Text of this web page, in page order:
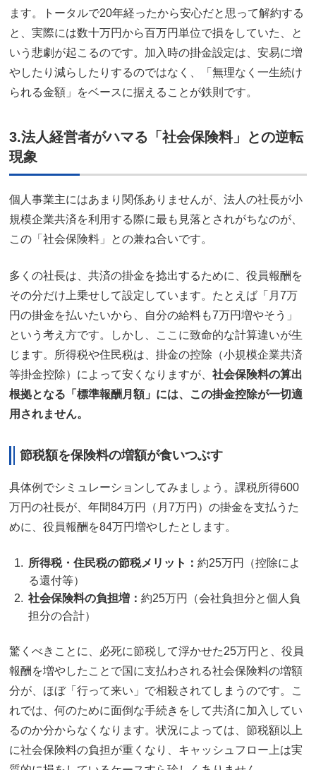
ます。トータルで20年経ったから安心だと思って解約する
と、実際には数十万円から百万円単位で損をしていた、と
いう悲劇が起こるのです。加入時の掛金設定は、安易に増
やしたり減らしたりするのではなく、「無理なく一生続け
られる金額」をベースに据えることが鉄則です。
3.法人経営者がハマる「社会保険料」との逆転
現象
個人事業主にはあまり関係ありませんが、法人の社長が小
規模企業共済を利用する際に最も見落とされがちなのが、
この「社会保険料」との兼ね合いです。
多くの社長は、共済の掛金を捻出するために、役員報酬を
その分だけ上乗せして設定しています。たとえば「月7万
円の掛金を払いたいから、自分の給料も7万円増やそう」
という考え方です。しかし、ここに致命的な計算違いが生
じます。所得税や住民税は、掛金の控除（小規模企業共済
等掛金控除）によって安くなりますが、 社会保険料の算出
根拠となる「標準報酬月額」には、この掛金控除が一切適
用されません。
節税額を保険料の増額が食いつぶす
具体例でシミュレーションしてみましょう。課税所得600
万円の社長が、年間84万円（月7万円）の掛金を支払うた
めに、役員報酬を84万円増やしたとします。
所得税・住民税の節税メリット： 約25万円（控除によ
る還付等）
社会保険料の負担増： 約25万円（会社負担分と個人負
担分の合計）
驚くべきことに、必死に節税して浮かせた25万円と、役員
報酬を増やしたことで国に支払わされる社会保険料の増額
分が、ほぼ「行って来い」で相殺されてしまうのです。こ
れでは、何のために面倒な手続きをして共済に加入してい
るのか分からなくなります。状況によっては、節税額以上
に社会保険料の負担が重くなり、キャッシュフロー上は実